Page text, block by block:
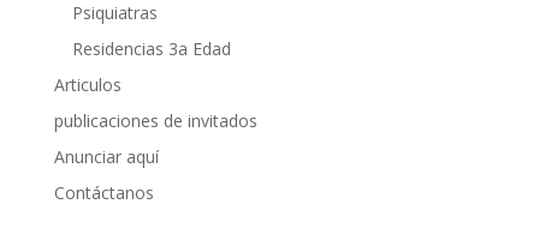
Psiquiatras
Residencias 3a Edad
Articulos
publicaciones de invitados
Anunciar aquí
Contáctanos